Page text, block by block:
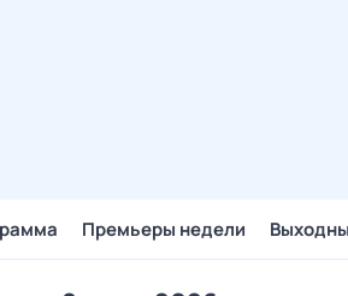
Премьеры недели